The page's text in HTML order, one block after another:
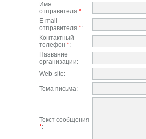
Имя
отправителя *:
E-mail
отправителя *:
Контактный
телефон *:
Название
организации:
Web-site:
Тема письма:
Текст сообщения
*: